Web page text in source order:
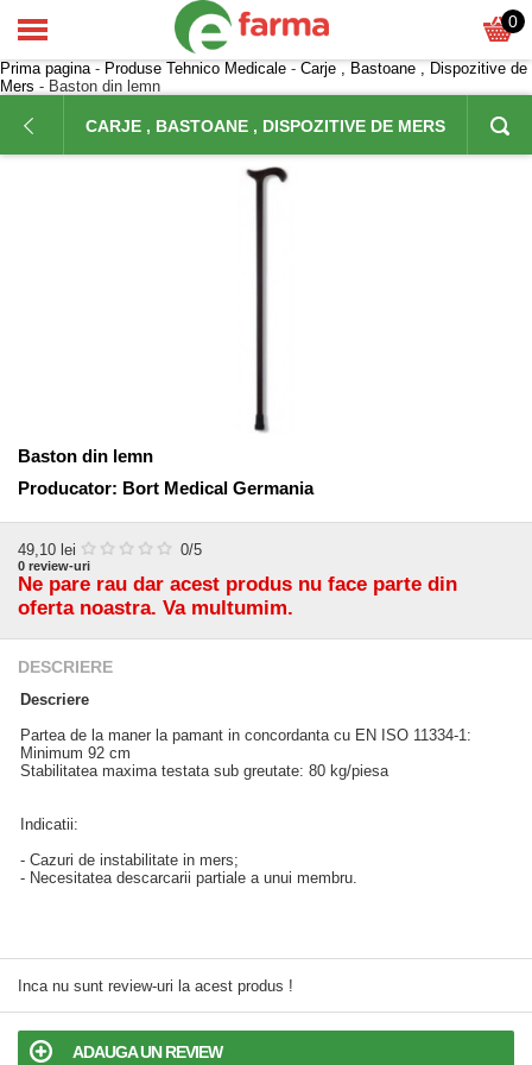
0
Prima pagina- Produse Tehnico Medicale - Carje , Bastoane , Dispozitive de
Mers - Baston din lemn
CARJE , BASTOANE , DISPOZITIVE DE MERS
Baston din lemn
Producator: Bort Medical Germania
49,10 lei 0/5
0 review-uri
Ne pare rau dar acest produs nu face parte din
oferta noastra. Va multumim.
DESCRIERE
Descriere
Partea de la maner la pamant in concordanta cu EN ISO 11334-1:
Minimum 92 cm
Stabilitatea maxima testata sub greutate: 80 kg/piesa
Indicatii:
- Cazuri de instabilitate in mers;
- Necesitatea descarcarii partiale a unui membru.
Inca nu sunt review-uri la acest produs !
ADAUGA UN REVIEW